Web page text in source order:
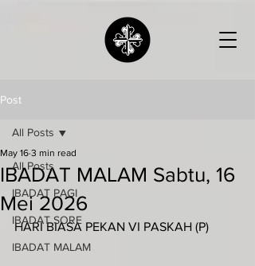
Post
All Posts
IBADAT PAGI
IBADAT SORE
IBADAT MALAM
All Posts
IBADAT MALAM Sabtu, 16
Mei 2026
May 16 3 min read
HARI BIASA PEKAN VI PASKAH (P)